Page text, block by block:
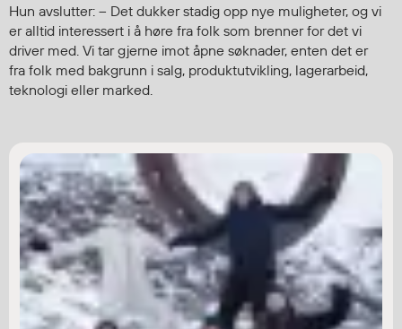
Hun avslutter: – Det dukker stadig opp nye muligheter, og vi
er alltid interessert i å høre fra folk som brenner for det vi
driver med. Vi tar gjerne imot åpne søknader, enten det er
fra folk med bakgrunn i salg, produktutvikling, lagerarbeid,
teknologi eller marked.